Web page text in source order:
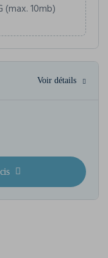
(max. 10mb)
Voir détails